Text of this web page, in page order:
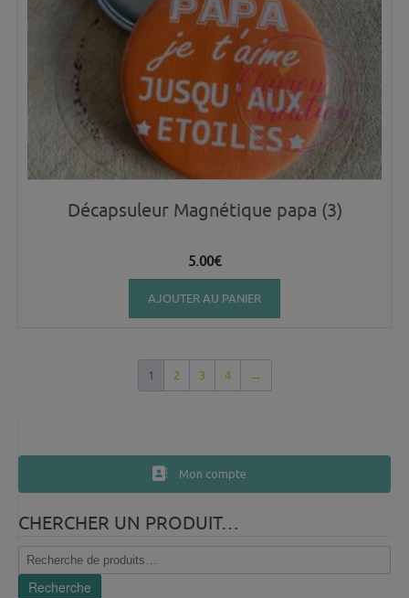
Décapsuleur Magnétique papa (3)
5.00€
AJOUTER AU PANIER
1 2 3 4 →
Mon compte
CHERCHER UN PRODUIT…
Recherche
pour :
Recherche